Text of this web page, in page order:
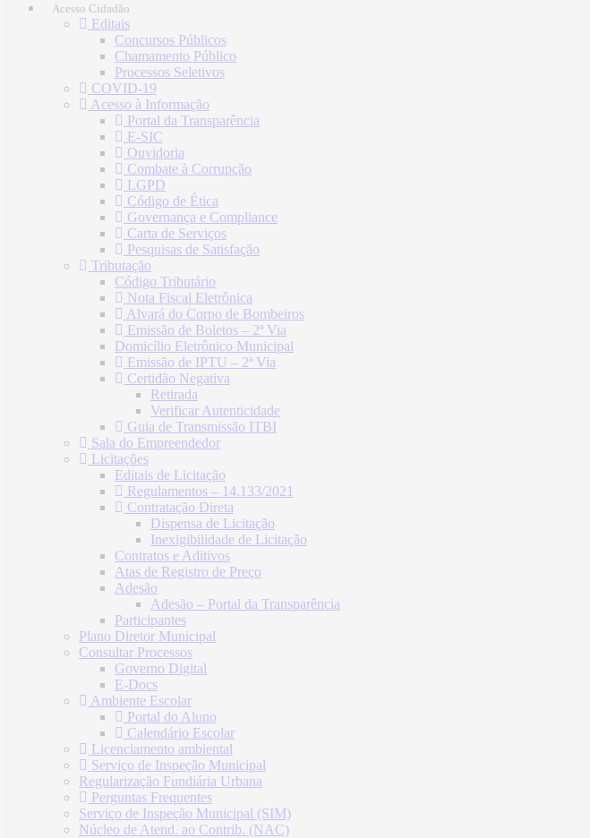
Acesso Cidadão
Editais
Concursos Públicos
Chamamento Público
Processos Seletivos
COVID-19
Acesso à Informação
Portal da Transparência
E-SIC
Ouvidoria
Combate à Corrupção
LGPD
Código de Ética
Governança e Compliance
Carta de Serviços
Pesquisas de Satisfação
Tributação
Código Tributário
Nota Fiscal Eletrônica
Alvará do Corpo de Bombeiros
Emissão de Boletos – 2ª Via
Domicílio Eletrônico Municipal
Emissão de IPTU – 2ª Via
Certidão Negativa
Retirada
Verificar Autenticidade
Guia de Transmissão ITBI
Sala do Empreendedor
Licitações
Editais de Licitação
Regulamentos – 14.133/2021
Contratação Direta
Dispensa de Licitação
Inexigibilidade de Licitação
Contratos e Aditivos
Atas de Registro de Preço
Adesão
Adesão – Portal da Transparência
Participantes
Plano Diretor Municipal
Consultar Processos
Governo Digital
E-Docs
Ambiente Escolar
Portal do Aluno
Calendário Escolar
Licenciamento ambiental
Serviço de Inspeção Municipal
Regularização Fundiária Urbana
Perguntas Frequentes
Serviço de Inspeção Municipal (SIM)
Núcleo de Atend. ao Contrib. (NAC)